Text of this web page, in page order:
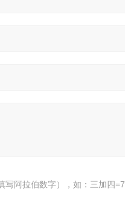
写阿拉伯数字），如：三加四=7